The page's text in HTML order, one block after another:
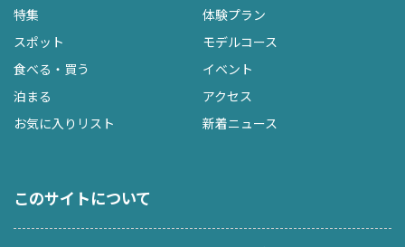
特集
体験プラン
スポット
モデルコース
食べる・買う
イベント
泊まる
アクセス
お気に入りリスト
新着ニュース
このサイトについて